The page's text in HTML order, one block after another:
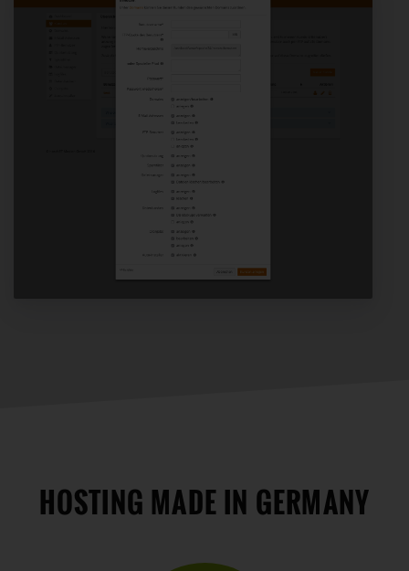
HOSTING MADE IN GERMANY